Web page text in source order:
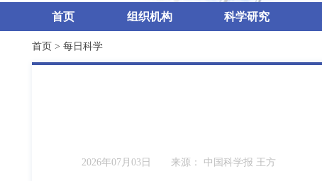
首页 组织机构 科学研究
首页 > 每日科学
2026年07月03日 来源： 中国科学报 王方